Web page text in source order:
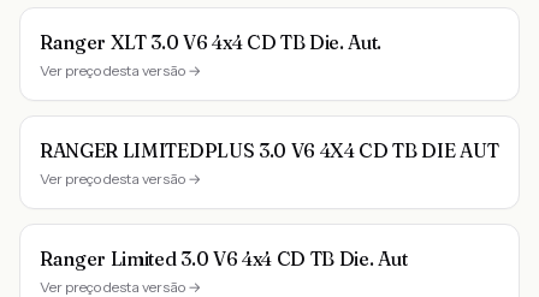
Ranger XLT 3.0 V6 4x4 CD TB Die. Aut.
Ver preço desta versão →
RANGER LIMITEDPLUS 3.0 V6 4X4 CD TB DIE AUT
Ver preço desta versão →
Ranger Limited 3.0 V6 4x4 CD TB Die. Aut
Ver preço desta versão →